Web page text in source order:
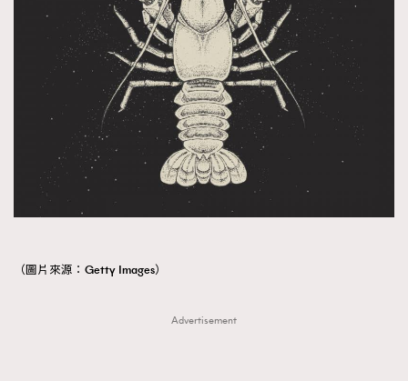
（圖片來源：Getty Images）
Advertisement